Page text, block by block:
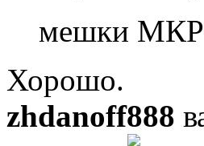
мешки МКР
Хорошо.
zhdanoff888